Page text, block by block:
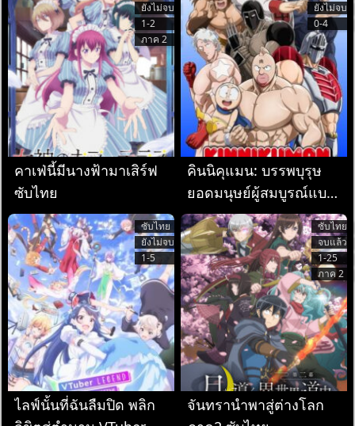
ยังไม่จบ
1-2
ภาค 2
คาเฟ่นี้มีนางฟ้ามาเสิร์ฟ
ซับไทย
ยังไม่จบ
0-4
คินนิคุแมน: บรรพบุรุษ
ยอดมนุษย์ผู้สมบูรณ์แบบ
ซับไทย
ซับไทย
ยังไม่จบ
1-5
ไลฟ์นั้นที่ฉันลืมปิด พลิก
ซับไทย
จบแล้ว
1-25
ภาค 2
จันทรานำพาสู่ต่างโลก